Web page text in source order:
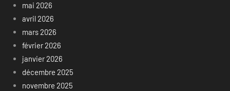
mai 2026
avril 2026
mars 2026
février 2026
janvier 2026
décembre 2025
novembre 2025